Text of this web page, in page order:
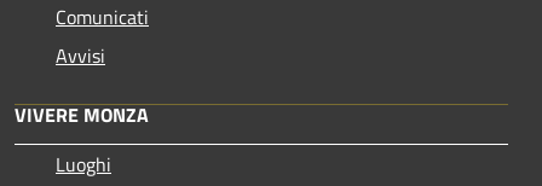
Comunicati
Avvisi
VIVERE MONZA
Luoghi